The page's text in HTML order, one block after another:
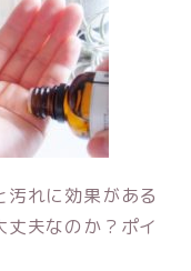
れに効果がある
夫なのか？ポイ